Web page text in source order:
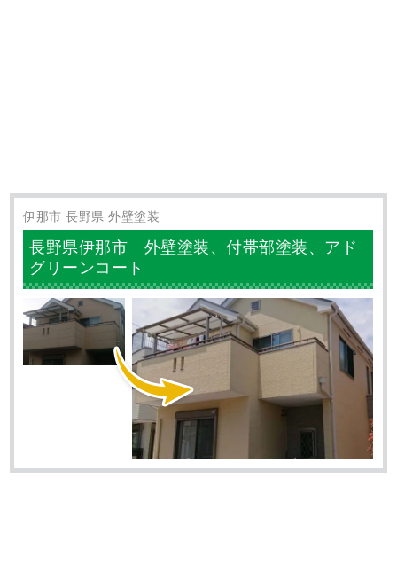
伊那市 長野県 外壁塗装
長野県伊那市 外壁塗装、付帯部塗装、アド
グリーンコート